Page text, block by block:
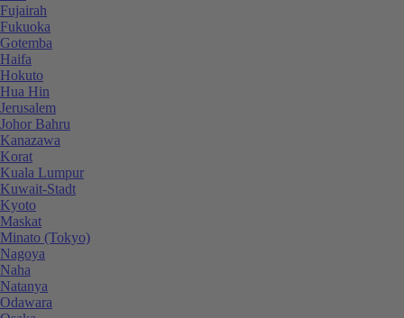
Fujairah
Fukuoka
Gotemba
Haifa
Hokuto
Hua Hin
Jerusalem
Johor Bahru
Kanazawa
Korat
Kuala Lumpur
Kuwait-Stadt
Kyoto
Maskat
Minato (Tokyo)
Nagoya
Naha
Natanya
Odawara